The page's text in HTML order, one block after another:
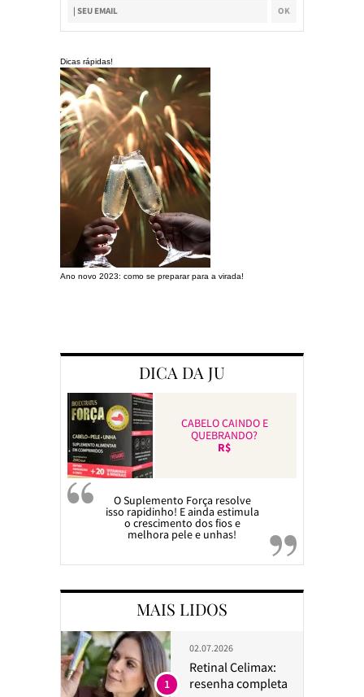
Dicas rápidas!
Ano novo 2023: como se preparar para a virada!
DICA DA JU
CABELO CAINDO E
QUEBRANDO?
R$
O Suplemento Força resolve
isso rapidinho! E ainda estimula
o crescimento dos fios e
melhora pele e unhas!
MAIS LIDOS
02.07.2026
Retinal Celimax:
resenha completa
1